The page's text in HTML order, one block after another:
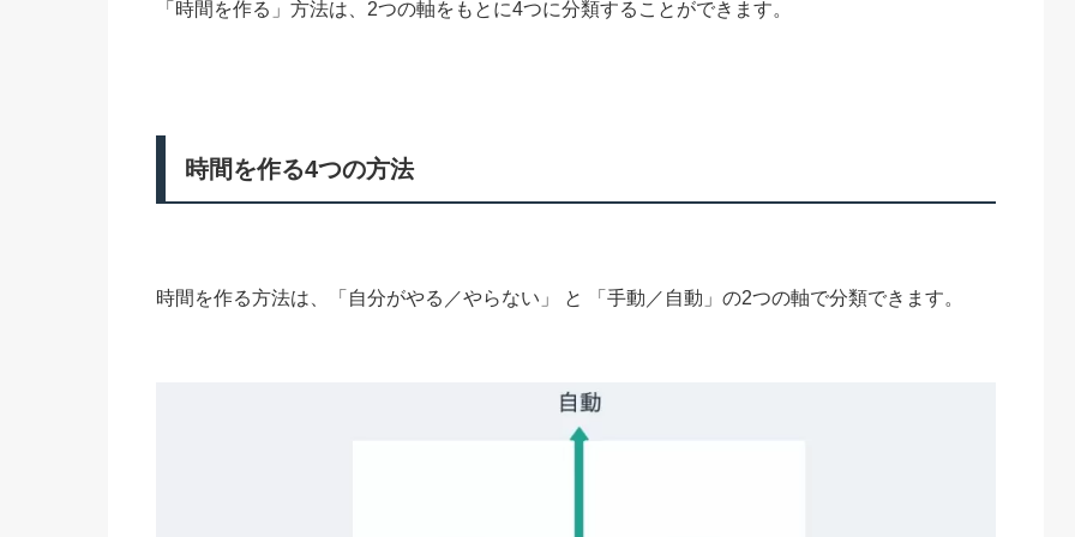
「時間を作る」方法は、2つの軸をもとに4つに分類することができます。
時間を作る4つの方法
時間を作る方法は、「自分がやる／やらない」 と 「手動／自動」の2つの軸で分類できます。